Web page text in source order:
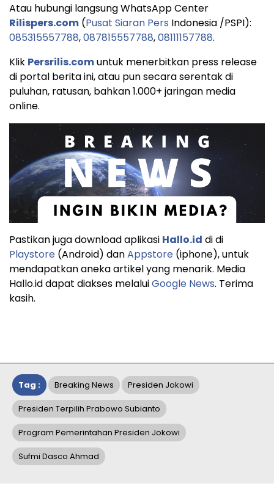
Atau hubungi langsung WhatsApp Center
Rilispers.com (Pusat Siaran Pers Indonesia /PSPI):
085315557788,087815557788,08111157788.
Klik Persrilis.comuntuk menerbitkan press release
di portal berita ini, atau pun secara serentak di
puluhan, ratusan, bahkan 1.000+ jaringan media
online.
Pastikan juga download aplikasi Hallo.id di di
Playstore (Android) danAppstore (iphone), untuk
mendapatkan aneka artikel yang menarik. Media
Hallo.id dapat diakses melaluiGoogle News. Terima
kasih.
Tag : Breaking News Presiden Jokowi
Presiden Terpilih Prabowo Subianto
Program Pemerintahan Presiden Jokowi
Sufmi Dasco Ahmad